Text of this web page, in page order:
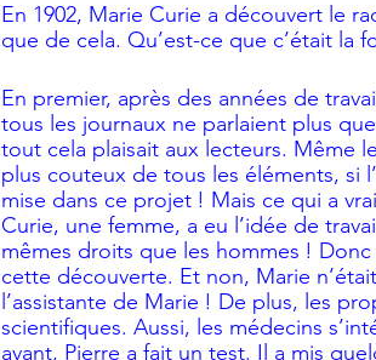
En 1902, Marie Curie a découvert le
que de cela. Qu’est-ce que c’était la
En premier, après des années de
tous les journaux ne parlaient plus
tout cela plaisait aux lecteurs. Même
plus couteux de tous les éléments, si
mise dans ce projet ! Mais ce qui a
Curie, une femme, a eu l’idée de
mêmes droits que les hommes !
cette découverte. Et non, Marie
l’assistante de Marie ! De plus, les
scientifiques. Aussi, les médecins
avant, Pierre a fait un test. Il a mis